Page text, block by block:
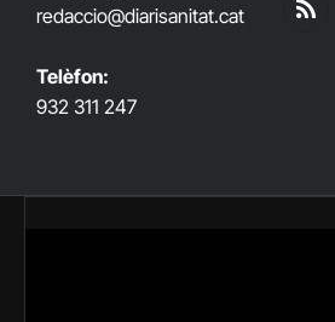
redaccio@diarisanitat.cat
Telèfon:
932 311 247
RSS